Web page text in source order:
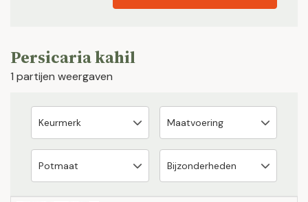
Persicaria kahil
1 partijen weergaven